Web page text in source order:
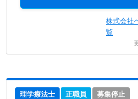
株式会社
覧
理学療法士 正職員 募集停止